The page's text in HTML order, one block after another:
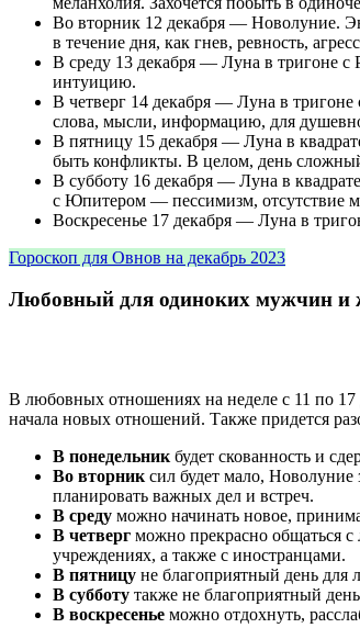
Во вторник 12 декабря — Новолуние.
в течение дня, как гнев, ревность,
В среду 13 декабря — Луна в тригоне с
интуицию.
В четверг 14 декабря — Луна в тригоне
слова, мысли, информацию, для
В пятницу 15 декабря — Луна в
быть конфликты. В целом, день
В субботу 16 декабря — Луна в
с Юпитером — пессимизм, отсутствие
Воскресенье 17 декабря — Луна в
Гороскоп для Овнов на декабрь 2023
Любовный для одиноких мужчин и
В любовных отношениях на неделе с 11 по 17
начала новых отношений. Также придется
В понедельник будет скованность и
Во вторник сил будет мало, Новолуние
планировать важных дел и встреч.
В среду можно начинать новое,
В четверг можно прекрасно общаться
учреждениях, а также с иностранцами.
В пятницу не благоприятный день
В субботу также не благоприятный
В воскресенье можно отдохнуть,